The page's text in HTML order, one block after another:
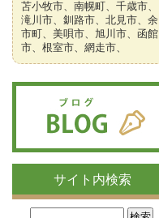
苫小牧市、南幌町、千歳市、
滝川市、釧路市、北見市、余
市町、美唄市、旭川市、函館
市、根室市、網走市、
サイト内検索